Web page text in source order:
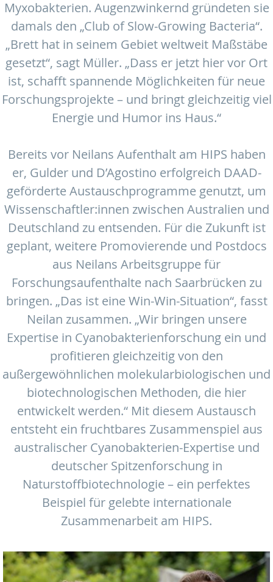
Myxobakterien. Augenzwinkernd gründeten sie
damals den „Club of Slow-Growing Bacteria“.
„Brett hat in seinem Gebiet weltweit Maßstäbe
gesetzt“, sagt Müller. „Dass er jetzt hier vor Ort
ist, schafft spannende Möglichkeiten für neue
Forschungsprojekte – und bringt gleichzeitig viel
Energie und Humor ins Haus.“
Bereits vor Neilans Aufenthalt am HIPS haben
er, Gulder und D’Agostino erfolgreich DAAD-
geförderte Austauschprogramme genutzt, um
Wissenschaftler:innen zwischen Australien und
Deutschland zu entsenden. Für die Zukunft ist
geplant, weitere Promovierende und Postdocs
aus Neilans Arbeitsgruppe für
Forschungsaufenthalte nach Saarbrücken zu
bringen. „Das ist eine Win-Win-Situation“, fasst
Neilan zusammen. „Wir bringen unsere
Expertise in Cyanobakterienforschung ein und
profitieren gleichzeitig von den
außergewöhnlichen molekularbiologischen und
biotechnologischen Methoden, die hier
entwickelt werden.“ Mit diesem Austausch
entsteht ein fruchtbares Zusammenspiel aus
australischer Cyanobakterien-Expertise und
deutscher Spitzenforschung in
Naturstoffbiotechnologie – ein perfektes
Beispiel für gelebte internationale
Zusammenarbeit am HIPS.